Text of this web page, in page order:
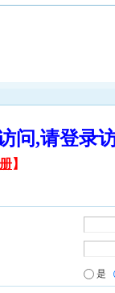
问,请登
】
是